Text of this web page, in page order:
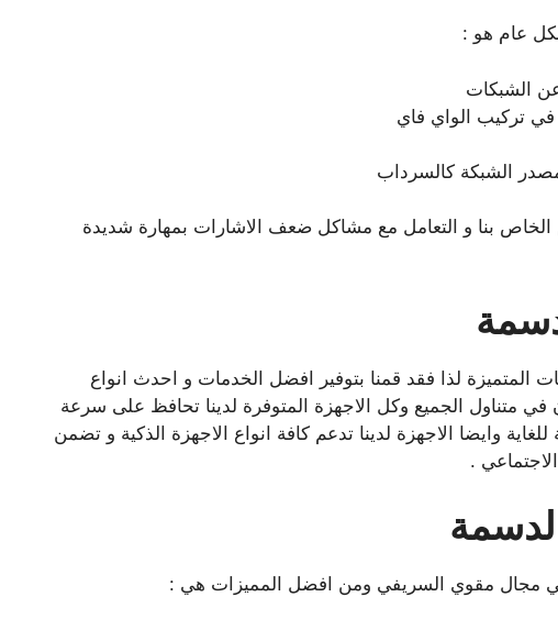
عام هو :
الشبكات
تركيب الواي فاي
الشبكة كالسرداب
بنا و التعامل مع مشاكل ضعف الاشارات بمهارة شديدة
المتميزة لذا فقد قمنا بتوفير افضل الخدمات و احدث انواع
متناول الجميع وكل الاجهزة المتوفرة لدينا تحافظ على سرعة
وايضا الاجهزة لدينا تدعم كافة انواع الاجهزة الذكية و تضمن
.